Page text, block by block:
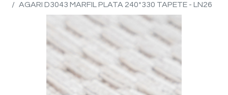
AGARI D3043 MARFIL PLATA 240*330 TAPETE - LN26